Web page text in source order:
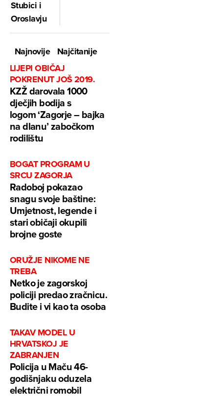
Stubici i
Oroslavju
Najnovije
Najčitanije
LIJEPI OBIČAJ
POKRENUT JOŠ 2019.
KZŽ darovala 1000
dječjih bodija s
logom ‘Zagorje – bajka
na dlanu’ zabočkom
rodilištu
BOGAT PROGRAM U
SRCU ZAGORJA
Radoboj pokazao
snagu svoje baštine:
Umjetnost, legende i
stari običaji okupili
brojne goste
ORUŽJE NIKOME NE
TREBA
Netko je zagorskoj
policiji predao zračnicu.
Budite i vi kao ta osoba
TAKAV MODEL U
HRVATSKOJ JE
ZABRANJEN
Policija u Maču 46-
godišnjaku oduzela
električni romobil